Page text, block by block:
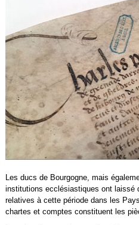
Les ducs de Bourgogne, mais
institutions ecclésiastiques ont laissé
relatives à cette période dans les
chartes et comptes constituent les